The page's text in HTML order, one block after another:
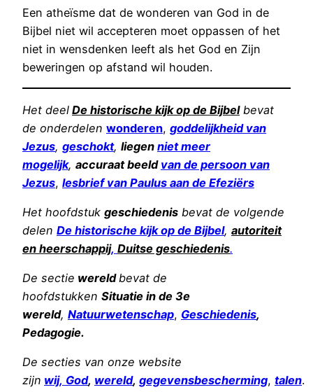
Een atheïsme dat de wonderen van God in de
Bijbel niet wil accepteren moet oppassen of het
niet in wensdenken leeft als het God en Zijn
beweringen op afstand wil houden.
Het deel De historische kijk op de Bijbel bevat
de onderdelen wonderen, goddelijkheid van
Jezus, geschokt, liegen niet meer
mogelijk, accuraat beeld van de persoon van
Jezus, lesbrief van Paulus aan de Efeziërs
Het hoofdstuk geschiedenis bevat de volgende
delen De historische kijk op de Bijbel, autoriteit
en heerschappij, Duitse geschiedenis.
De sectie wereldbevat de
hoofdstukken Situatie in de 3e
wereld, Natuurwetenschap, Geschiedenis,
Pedagogie.
De secties van onze website
zijn wij, God, wereld, gegevensbescherming, talen.